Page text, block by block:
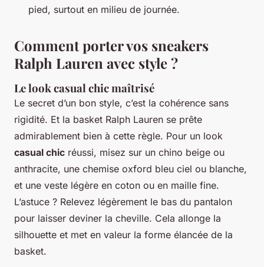
pied, surtout en milieu de journée.
Comment porter vos sneakers
Ralph Lauren avec style ?
Le look casual chic maîtrisé
Le secret d’un bon style, c’est la cohérence sans
rigidité. Et la basket Ralph Lauren se prête
admirablement bien à cette règle. Pour un look
casual chic réussi, misez sur un chino beige ou
anthracite, une chemise oxford bleu ciel ou blanche,
et une veste légère en coton ou en maille fine.
L’astuce ? Relevez légèrement le bas du pantalon
pour laisser deviner la cheville. Cela allonge la
silhouette et met en valeur la forme élancée de la
basket.